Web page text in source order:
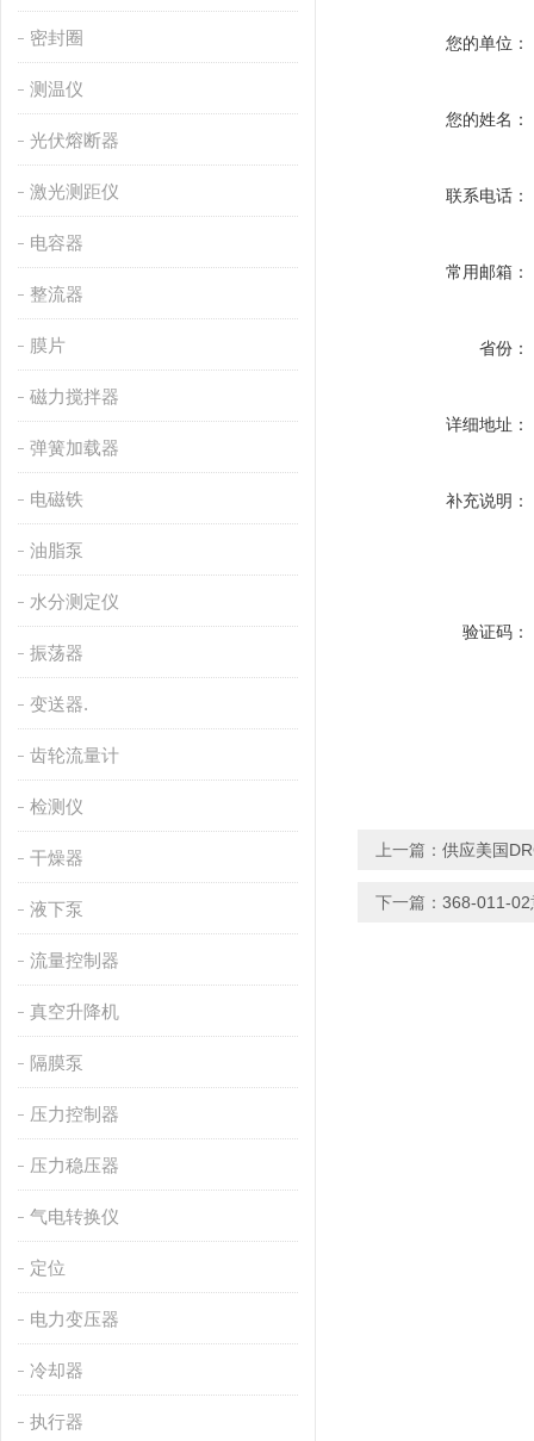
密封圈
测温仪
光伏熔断器
激光测距仪
电容器
整流器
膜片
磁力搅拌器
弹簧加载器
电磁铁
油脂泵
水分测定仪
振荡器
变送器.
齿轮流量计
检测仪
干燥器
液下泵
流量控制器
真空升降机
隔膜泵
压力控制器
压力稳压器
气电转换仪
定位
电力变压器
冷却器
执行器
您的单位：
您的姓名：
联系电话：
常用邮箱：
省份：
详细地址：
补充说明：
验证码：
上一篇： 供应美国
下一篇： 368-011-02